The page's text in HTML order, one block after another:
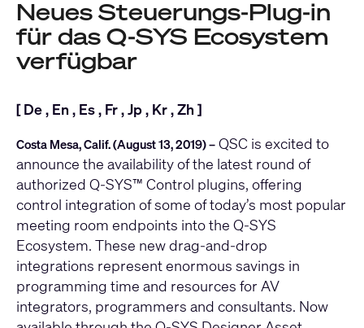
Neues Steuerungs-Plug-in
für das Q-SYS Ecosystem
verfügbar
[De, En , Es, Fr,Jp, Kr,Zh ]
Costa Mesa, Calif. (August 13, 2019) – QSC is excited to
announce the availability of the latest round of
authorized Q-SYS™ Control plugins, offering
control integration of some of today’s most popular
meeting room endpoints into the Q-SYS
Ecosystem. These new drag-and-drop
integrations represent enormous savings in
programming time and resources for AV
integrators, programmers and consultants. Now